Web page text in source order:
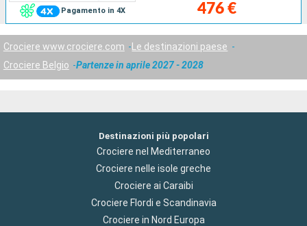
Pagamento in 4X 476 €
Crociere www.crociere.com
Le destinazioni paese
Crociere Belgio
Partenze in aprile 2027 - 2028
Destinazioni più popolari
Crociere nel Mediterraneo
Crociere nelle isole greche
Crociere ai Caraibi
Crociere Flordi e Scandinavia
Crociere in Nord Europa